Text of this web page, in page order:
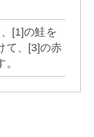
[1]の鮭を
て、[3]の赤